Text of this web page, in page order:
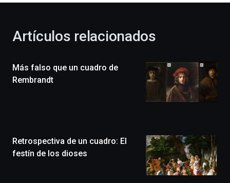
celebración
novena
edición
un
festival
Artículos relacionados
Más falso que un cuadro de
Rembrandt
Retrospectiva de un cuadro: El
festín de los dioses